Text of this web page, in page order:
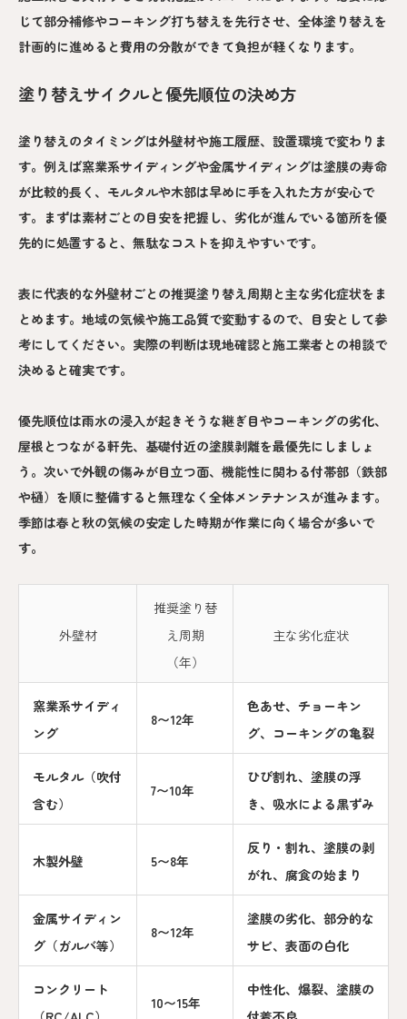
じて部分補修やコーキング打ち替えを先行させ、全体塗り替えを
計画的に進めると費用の分散ができて負担が軽くなります。
塗り替えサイクルと優先順位の決め方
塗り替えのタイミングは外壁材や施工履歴、設置環境で変わりま
す。例えば窯業系サイディングや金属サイディングは塗膜の寿命
が比較的長く、モルタルや木部は早めに手を入れた方が安心で
す。まずは素材ごとの目安を把握し、劣化が進んでいる箇所を優
先的に処置すると、無駄なコストを抑えやすいです。
表に代表的な外壁材ごとの推奨塗り替え周期と主な劣化症状をま
とめます。地域の気候や施工品質で変動するので、目安として参
考にしてください。実際の判断は現地確認と施工業者との相談で
決めると確実です。
優先順位は雨水の浸入が起きそうな継ぎ目やコーキングの劣化、
屋根とつながる軒先、基礎付近の塗膜剥離を最優先にしましょ
う。次いで外観の傷みが目立つ面、機能性に関わる付帯部（鉄部
や樋）を順に整備すると無理なく全体メンテナンスが進みます。
季節は春と秋の気候の安定した時期が作業に向く場合が多いで
す。
外壁材
推奨塗り替
え周期
（年）
主な劣化症状
窯業系サイディ
ング
8〜12年
色あせ、チョーキン
グ、コーキングの亀裂
モルタル（吹付
含む）
7〜10年
ひび割れ、塗膜の浮
き、吸水による黒ずみ
木製外壁 5〜8年
反り・割れ、塗膜の剥
がれ、腐食の始まり
金属サイディン
グ（ガルバ等）
8〜12年
塗膜の劣化、部分的な
サビ、表面の白化
コンクリート
10〜15年
中性化、爆裂、塗膜の